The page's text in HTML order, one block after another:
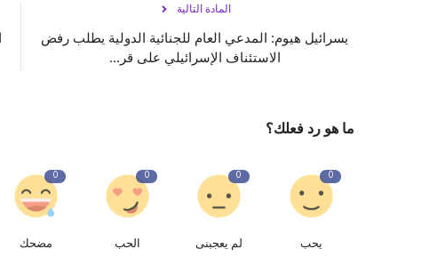
المادة التالية
يسرائيل هيوم: المدعي العام للجنائية الدولية يطلب رفض
الاستئناف الإسرائيلي على قر...
ما هو رد فعلك؟
0
يحب
0
لم يعجبنى
0
الحب
0
مضحك